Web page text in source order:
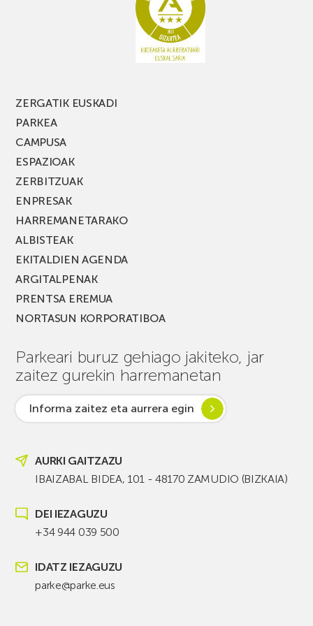
ZERGATIK EUSKADI
PARKEA
CAMPUSA
ESPAZIOAK
ZERBITZUAK
ENPRESAK
HARREMANETARAKO
ALBISTEAK
EKITALDIEN AGENDA
ARGITALPENAK
PRENTSA EREMUA
NORTASUN KORPORATIBOA
Parkeari buruz gehiago jakiteko, jar
zaitez gurekin harremanetan
Informa zaitez eta aurrera egin
AURKI GAITZAZU
IBAIZABAL BIDEA, 101 - 48170 ZAMUDIO (BIZKAIA)
DEI IEZAGUZU
+34 944 039 500
IDATZ IEZAGUZU
parke@parke.eus